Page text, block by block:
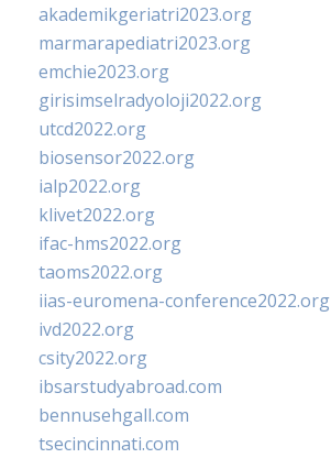
akademikgeriatri2023.org
marmarapediatri2023.org
emchie2023.org
girisimselradyoloji2022.org
utcd2022.org
biosensor2022.org
ialp2022.org
klivet2022.org
ifac-hms2022.org
taoms2022.org
iias-euromena-conference2022.org
ivd2022.org
csity2022.org
ibsarstudyabroad.com
bennusehgall.com
tsecincinnati.com